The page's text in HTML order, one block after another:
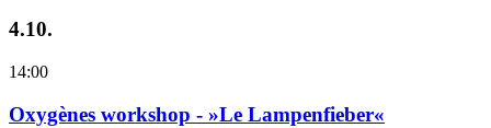
4.10.
14:00
Oxygènes workshop - »Le Lampenfieber«